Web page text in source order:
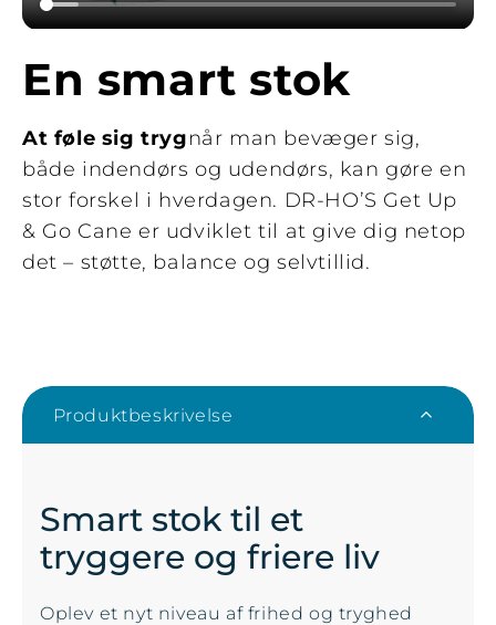
En smart stok
At føle sig trygnår man bevæger sig,
både indendørs og udendørs, kan gøre en
stor forskel i hverdagen. DR-HO’S Get Up
& Go Cane er udviklet til at give dig netop
det – støtte, balance og selvtillid.
Produktbeskrivelse
Smart stok til et
tryggere og friere liv
Oplev et nyt niveau af frihed og tryghed